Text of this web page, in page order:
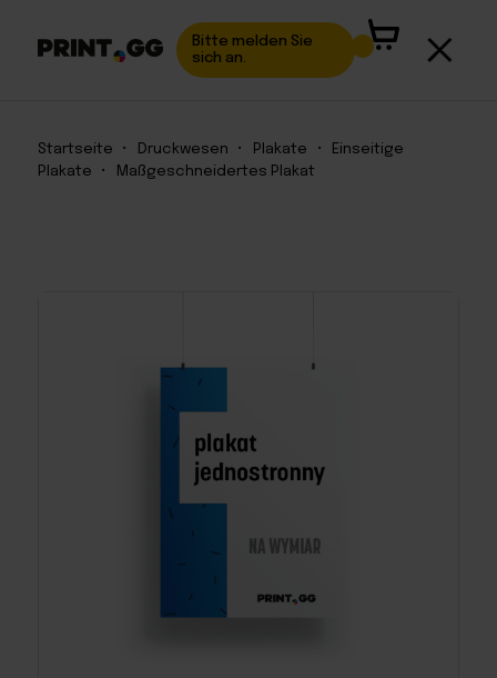
Bitte melden Sie
sich an.
Startseite • Druckwesen • Plakate •
Einseitige
Plakate
• Maßgeschneidertes Plakat